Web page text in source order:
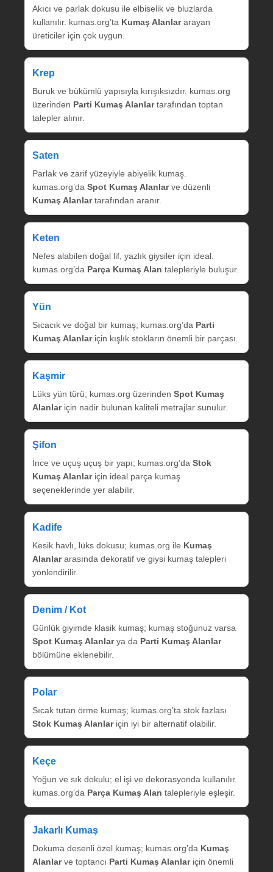
Akıcı ve parlak dokusu ile elbiselik ve bluzlarda
kullanılır. kumas.org’ta Kumaş Alanlararayan
üreticiler için çok uygun.
Krep
Buruk ve bükümlü yapısıyla kırışıksızdır. kumas.org
üzerinden Parti Kumaş Alanlartarafından toptan
talepler alınır.
Saten
Parlak ve zarif yüzeyiyle abiyelik kumaş.
kumas.org’da Spot Kumaş Alanlarve düzenli
Kumaş Alanlartarafından aranır.
Keten
Nefes alabilen doğal lif, yazlık giysiler için ideal.
kumas.org’da Parça Kumaş Alan talepleriyle buluşur.
Yün
Sıcacık ve doğal bir kumaş; kumas.org’da Parti
Kumaş Alanlariçin kışlık stokların önemli bir parçası.
Kaşmir
Lüks yün türü; kumas.org üzerinden Spot Kumaş
Alanlariçin nadir bulunan kaliteli metrajlar sunulur.
Şifon
İnce ve uçuş uçuş bir yapı; kumas.org’da Stok
Kumaş Alanlariçin ideal parça kumaş
seçeneklerinde yer alabilir.
Kadife
Kesik havlı, lüks dokusu; kumas.org ile Kumaş
Alanlararasında dekoratif ve giysi kumaş talepleri
yönlendirilir.
Denim / Kot
Günlük giyimde klasik kumaş; kumaş stoğunuz varsa
Spot Kumaş Alanlarya da Parti Kumaş Alanlar
bölümüne eklenebilir.
Polar
Sıcak tutan örme kumaş; kumas.org’ta stok fazlası
Stok Kumaş Alanlariçin iyi bir alternatif olabilir.
Keçe
Yoğun ve sık dokulu; el işi ve dekorasyonda kullanılır.
kumas.org’da Parça Kumaş Alan talepleriyle eşleşir.
Jakarlı Kumaş
Dokuma desenli özel kumaş; kumas.org’da Kumaş
Alanlarve toptancı Parti Kumaş Alanlariçin önemli